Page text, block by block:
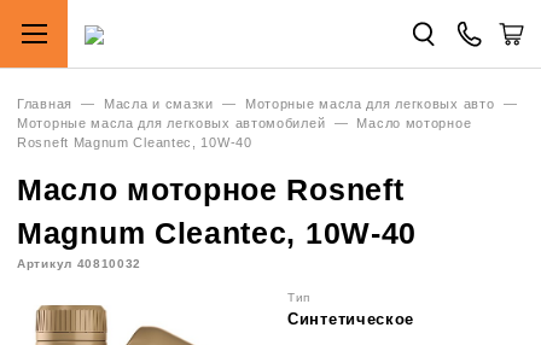
Главная — Масла и смазки — Моторные масла для легковых авто
—
Моторные масла для легковых автомобилей
—
Масло моторное
Rosneft Magnum Cleantec, 10W-40
Масло моторное Rosneft
Magnum Cleantec, 10W-40
Артикул 40810032
Тип
Синтетическое